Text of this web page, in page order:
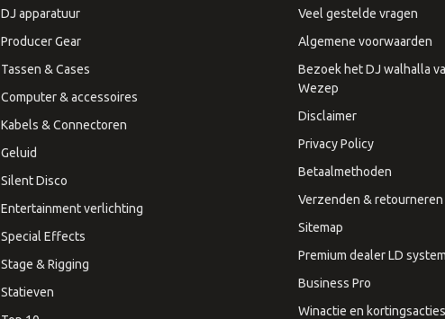
DJ apparatuur
Producer Gear
Tassen & Cases
Computer & accessoires
Kabels & Connectoren
Geluid
Silent Disco
Entertainment verlichting
Special Effects
Stage & Rigging
Statieven
Veel gestelde vragen
Algemene voorwaarden
Bezoek het DJ walhalla
Wezep
Disclaimer
Privacy Policy
Betaalmethoden
Verzenden & retourneren
Sitemap
Premium dealer LD
Business Pro
Winactie en kortingsacties